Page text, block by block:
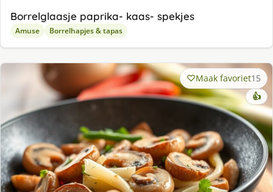
Borrelglaasje paprika- kaas- spekjes
Amuse Borrelhapjes & tapas
Maak favoriet15
👍